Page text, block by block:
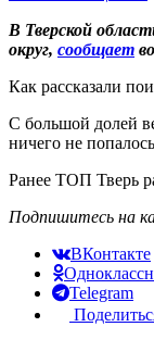
В Тверской
округ, сообщает
Как рассказали
С большой долей
ничего не
Ранее ТОП Тверь
Подпишитесь на
ВКонтакте
Telegram